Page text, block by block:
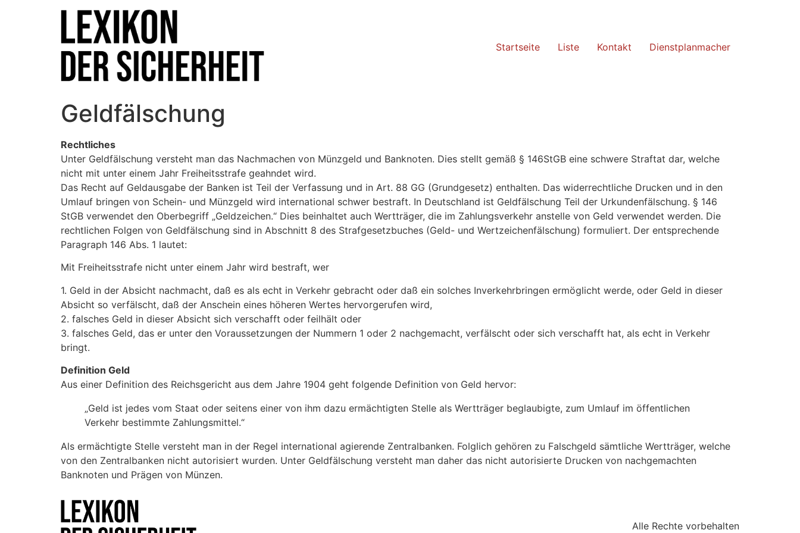
Startseite Liste Kontakt Dienstplanmacher
Geldfälschung
Rechtliches
Unter Geldfälschung versteht man das Nachmachen von Münzgeld und Banknoten. Dies stellt gemäß § 146StGB eine schwere Straftat dar, welche
nicht mit unter einem Jahr Freiheitsstrafe geahndet wird.
Das Recht auf Geldausgabe der Banken ist Teil der Verfassung und in Art. 88 GG (Grundgesetz) enthalten. Das widerrechtliche Drucken und in den
Umlauf bringen von Schein- und Münzgeld wird international schwer bestraft. In Deutschland ist Geldfälschung Teil der Urkundenfälschung. § 146
StGB verwendet den Oberbegriff „Geldzeichen.“ Dies beinhaltet auch Wertträger, die im Zahlungsverkehr anstelle von Geld verwendet werden. Die
rechtlichen Folgen von Geldfälschung sind in Abschnitt 8 des Strafgesetzbuches (Geld- und Wertzeichenfälschung) formuliert. Der entsprechende
Paragraph 146 Abs. 1 lautet:
Mit Freiheitsstrafe nicht unter einem Jahr wird bestraft, wer
1. Geld in der Absicht nachmacht, daß es als echt in Verkehr gebracht oder daß ein solches Inverkehrbringen ermöglicht werde, oder Geld in dieser
Absicht so verfälscht, daß der Anschein eines höheren Wertes hervorgerufen wird,
2. falsches Geld in dieser Absicht sich verschafft oder feilhält oder
3. falsches Geld, das er unter den Voraussetzungen der Nummern 1 oder 2 nachgemacht, verfälscht oder sich verschafft hat, als echt in Verkehr
bringt.
Definition Geld
Aus einer Definition des Reichsgericht aus dem Jahre 1904 geht folgende Definition von Geld hervor:
„Geld ist jedes vom Staat oder seitens einer von ihm dazu ermächtigten Stelle als Wertträger beglaubigte, zum Umlauf im öffentlichen
Verkehr bestimmte Zahlungsmittel.“
Als ermächtigte Stelle versteht man in der Regel international agierende Zentralbanken. Folglich gehören zu Falschgeld sämtliche Wertträger, welche
von den Zentralbanken nicht autorisiert wurden. Unter Geldfälschung versteht man daher das nicht autorisierte Drucken von nachgemachten
Banknoten und Prägen von Münzen.
Alle Rechte vorbehalten